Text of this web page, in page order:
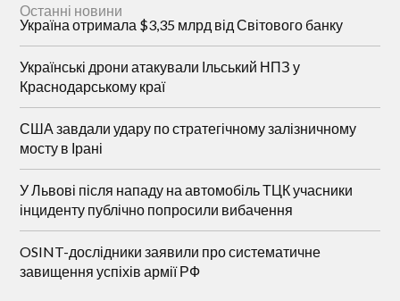
Останні новини
Україна отримала $3,35 млрд від Світового банку
Українські дрони атакували Ільський НПЗ у
Краснодарському краї
США завдали удару по стратегічному залізничному
мосту в Ірані
У Львові після нападу на автомобіль ТЦК учасники
інциденту публічно попросили вибачення
OSINT-дослідники заявили про систематичне
завищення успіхів армії РФ